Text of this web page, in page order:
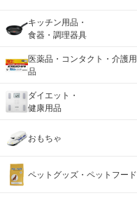
キッチン用品・
食器・調理器具
医薬品・コンタクト・介護用
品
ダイエット・
健康用品
おもちゃ
ペットグッズ・ペットフード